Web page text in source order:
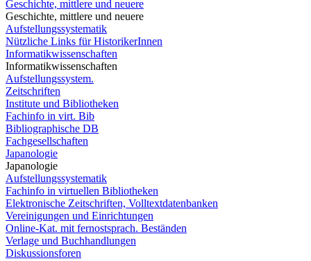
Geschichte, mittlere und neuere
Geschichte, mittlere und neuere
Aufstellungssystematik
Nützliche Links für HistorikerInnen
Informatikwissenschaften
Informatikwissenschaften
Aufstellungssystem.
Zeitschriften
Institute und Bibliotheken
Fachinfo in virt. Bib
Bibliographische DB
Fachgesellschaften
Japanologie
Japanologie
Aufstellungssystematik
Fachinfo in virtuellen Bibliotheken
Elektronische Zeitschriften, Volltextdatenbanken
Vereinigungen und Einrichtungen
Online-Kat. mit fernostsprach. Beständen
Verlage und Buchhandlungen
Diskussionsforen